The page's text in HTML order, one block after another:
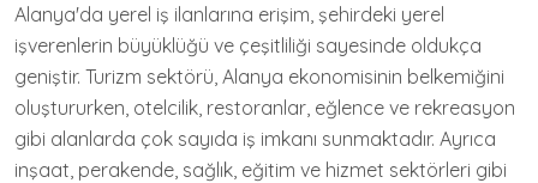
Alanya'da yerel iş ilanlarına erişim, şehirdeki yerel
işverenlerin büyüklüğü ve çeşitliliği sayesinde oldukça
geniştir. Turizm sektörü, Alanya ekonomisinin belkemiğini
oluştururken, otelcilik, restoranlar, eğlence ve rekreasyon
gibi alanlarda çok sayıda iş imkanı sunmaktadır. Ayrıca
inşaat, perakende, sağlık, eğitim ve hizmet sektörleri gibi